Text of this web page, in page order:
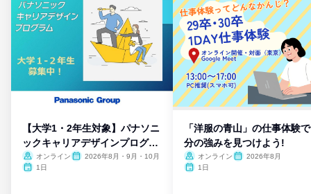
【大学1・2年生対象】パナソニ
ックキャリアデザインプログラ
ム
オンライン
2026年8月・9月・10月
1日
「洋服の青山」の仕事体験
分の強みを見つけよう!
オンライン
2026年8月
1日